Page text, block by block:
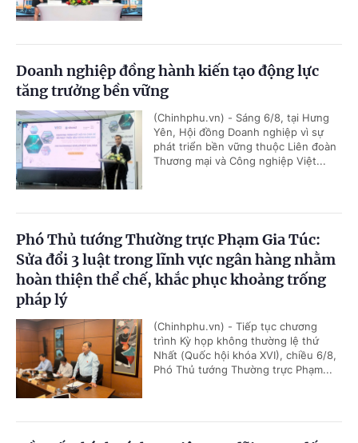
Doanh nghiệp đồng hành kiến tạo động lực
tăng trưởng bền vững
(Chinhphu.vn) - Sáng 6/8, tại Hưng
Yên, Hội đồng Doanh nghiệp vì sự
phát triển bền vững thuộc Liên đoàn
Thương mại và Công nghiệp Việt...
Phó Thủ tướng Thường trực Phạm Gia Túc:
Sửa đổi 3 luật trong lĩnh vực ngân hàng nhằm
hoàn thiện thể chế, khắc phục khoảng trống
pháp lý
(Chinhphu.vn) - Tiếp tục chương
trình Kỳ họp không thường lệ thứ
Nhất (Quốc hội khóa XVI), chiều 6/8,
Phó Thủ tướng Thường trực Phạm...